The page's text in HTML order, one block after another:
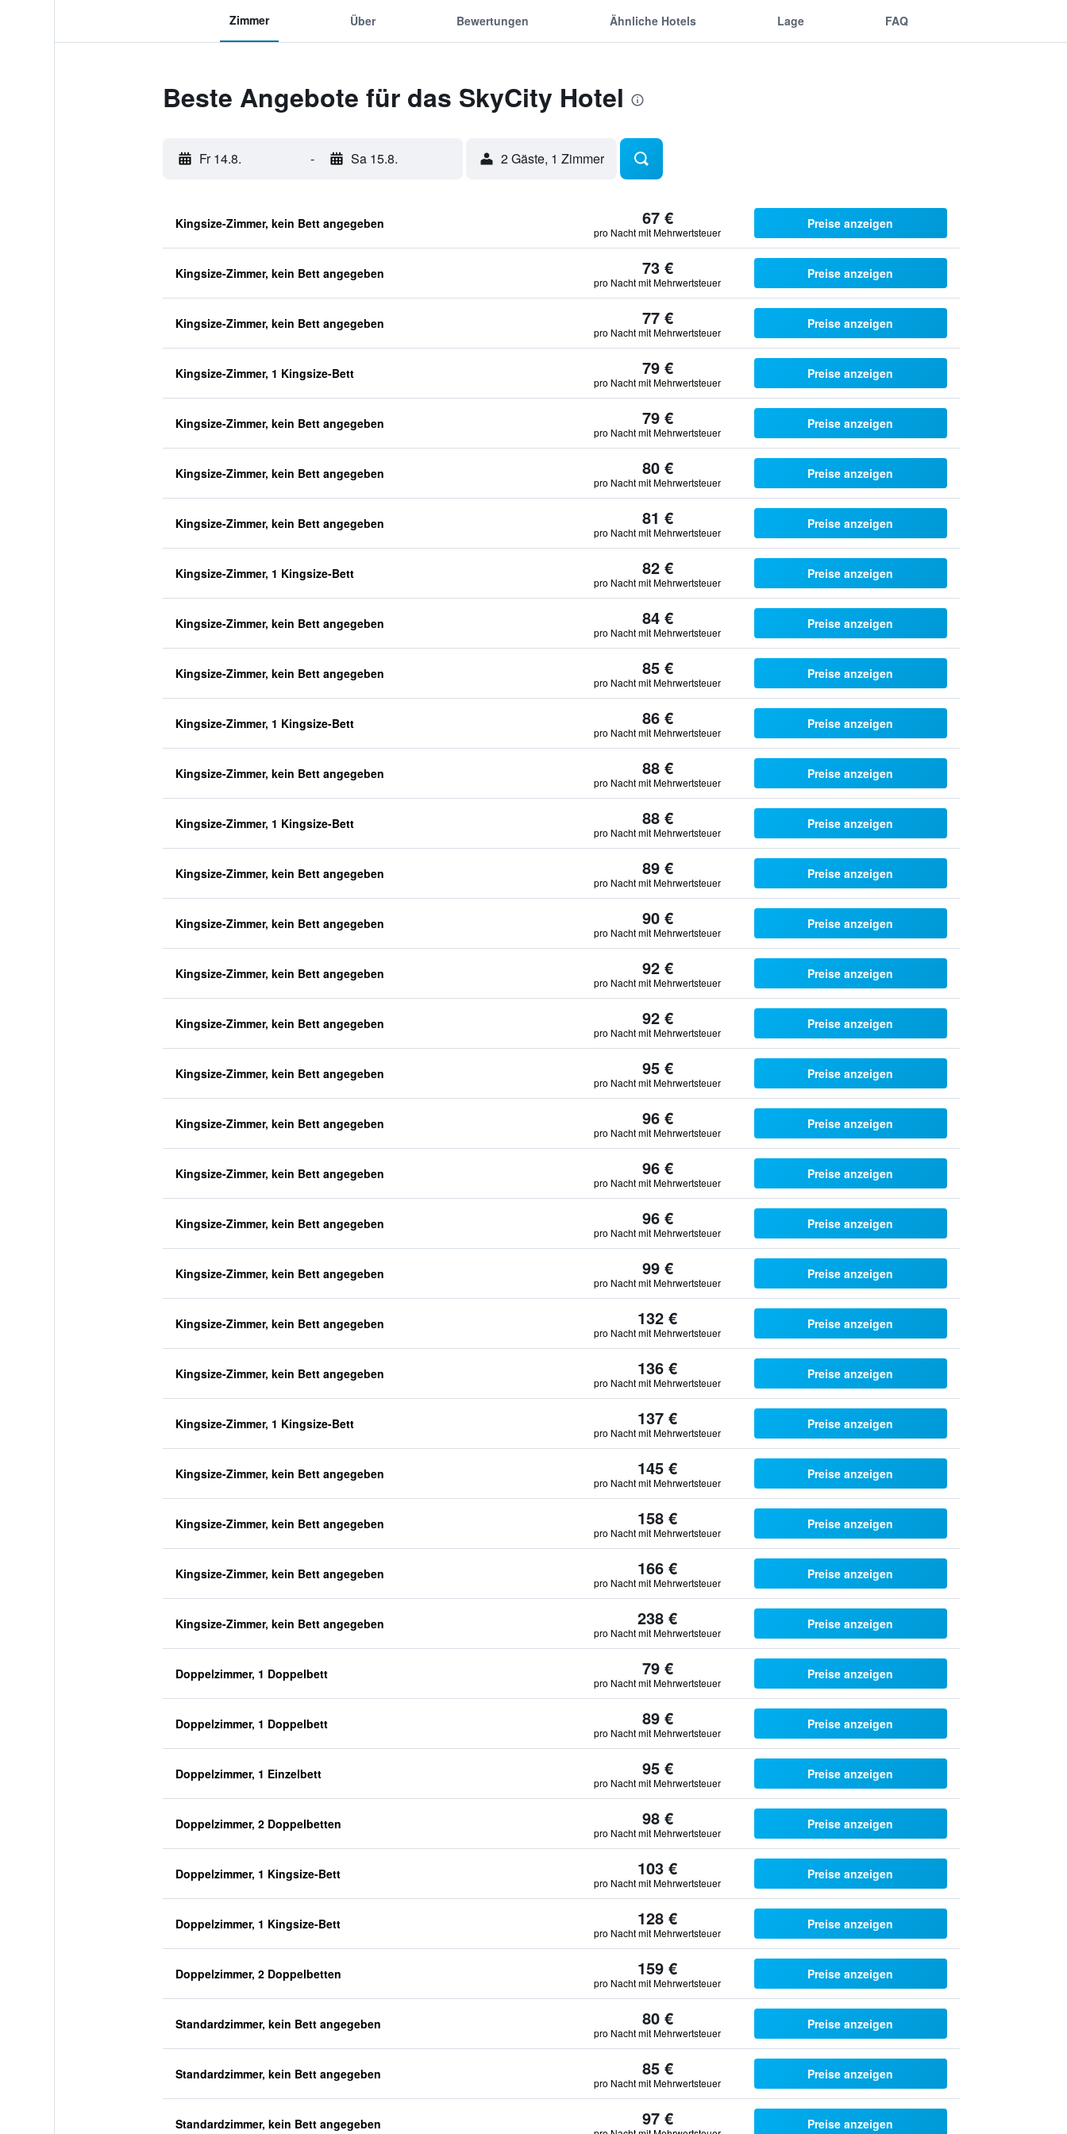
Zimmer Über Bewertungen Ähnliche Hotels Lage FAQ
Beste Angebote für das SkyCity Hotel
Fr 14.8. - Sa 15.8. 2 Gäste, 1 Zimmer
Kingsize-Zimmer, kein Bett angegeben 67 €
pro Nacht mit Mehrwertsteuer
Preise anzeigen
Kingsize-Zimmer, kein Bett angegeben 73 €
pro Nacht mit Mehrwertsteuer
Preise anzeigen
Kingsize-Zimmer, kein Bett angegeben 77 €
pro Nacht mit Mehrwertsteuer
Preise anzeigen
Kingsize-Zimmer, 1 Kingsize-Bett 79 €
pro Nacht mit Mehrwertsteuer
Preise anzeigen
Kingsize-Zimmer, kein Bett angegeben 79 €
pro Nacht mit Mehrwertsteuer
Preise anzeigen
Kingsize-Zimmer, kein Bett angegeben 80 €
pro Nacht mit Mehrwertsteuer
Preise anzeigen
Kingsize-Zimmer, kein Bett angegeben 81 €
pro Nacht mit Mehrwertsteuer
Preise anzeigen
Kingsize-Zimmer, 1 Kingsize-Bett 82 €
pro Nacht mit Mehrwertsteuer
Preise anzeigen
Kingsize-Zimmer, kein Bett angegeben 84 €
pro Nacht mit Mehrwertsteuer
Preise anzeigen
Kingsize-Zimmer, kein Bett angegeben 85 €
pro Nacht mit Mehrwertsteuer
Preise anzeigen
Kingsize-Zimmer, 1 Kingsize-Bett 86 €
pro Nacht mit Mehrwertsteuer
Preise anzeigen
Kingsize-Zimmer, kein Bett angegeben 88 €
pro Nacht mit Mehrwertsteuer
Preise anzeigen
Kingsize-Zimmer, 1 Kingsize-Bett 88 €
pro Nacht mit Mehrwertsteuer
Preise anzeigen
Kingsize-Zimmer, kein Bett angegeben 89 €
pro Nacht mit Mehrwertsteuer
Preise anzeigen
Kingsize-Zimmer, kein Bett angegeben 90 €
pro Nacht mit Mehrwertsteuer
Preise anzeigen
Kingsize-Zimmer, kein Bett angegeben 92 €
pro Nacht mit Mehrwertsteuer
Preise anzeigen
Kingsize-Zimmer, kein Bett angegeben 92 €
pro Nacht mit Mehrwertsteuer
Preise anzeigen
Kingsize-Zimmer, kein Bett angegeben 95 €
pro Nacht mit Mehrwertsteuer
Preise anzeigen
Kingsize-Zimmer, kein Bett angegeben 96 €
pro Nacht mit Mehrwertsteuer
Preise anzeigen
Kingsize-Zimmer, kein Bett angegeben 96 €
pro Nacht mit Mehrwertsteuer
Preise anzeigen
Kingsize-Zimmer, kein Bett angegeben 96 €
pro Nacht mit Mehrwertsteuer
Preise anzeigen
Kingsize-Zimmer, kein Bett angegeben 99 €
pro Nacht mit Mehrwertsteuer
Preise anzeigen
Kingsize-Zimmer, kein Bett angegeben 132 €
pro Nacht mit Mehrwertsteuer
Preise anzeigen
Kingsize-Zimmer, kein Bett angegeben 136 €
pro Nacht mit Mehrwertsteuer
Preise anzeigen
Kingsize-Zimmer, 1 Kingsize-Bett 137 €
pro Nacht mit Mehrwertsteuer
Preise anzeigen
Kingsize-Zimmer, kein Bett angegeben 145 €
pro Nacht mit Mehrwertsteuer
Preise anzeigen
Kingsize-Zimmer, kein Bett angegeben 158 €
pro Nacht mit Mehrwertsteuer
Preise anzeigen
Kingsize-Zimmer, kein Bett angegeben 166 €
pro Nacht mit Mehrwertsteuer
Preise anzeigen
Kingsize-Zimmer, kein Bett angegeben 238 €
pro Nacht mit Mehrwertsteuer
Preise anzeigen
Doppelzimmer, 1 Doppelbett 79 €
pro Nacht mit Mehrwertsteuer
Preise anzeigen
Doppelzimmer, 1 Doppelbett 89 €
pro Nacht mit Mehrwertsteuer
Preise anzeigen
Doppelzimmer, 1 Einzelbett 95 €
pro Nacht mit Mehrwertsteuer
Preise anzeigen
Doppelzimmer, 2 Doppelbetten 98 €
pro Nacht mit Mehrwertsteuer
Preise anzeigen
Doppelzimmer, 1 Kingsize-Bett 103 €
pro Nacht mit Mehrwertsteuer
Preise anzeigen
Doppelzimmer, 1 Kingsize-Bett 128 €
pro Nacht mit Mehrwertsteuer
Preise anzeigen
Doppelzimmer, 2 Doppelbetten 159 €
pro Nacht mit Mehrwertsteuer
Preise anzeigen
Standardzimmer, kein Bett angegeben 80 €
pro Nacht mit Mehrwertsteuer
Preise anzeigen
Standardzimmer, kein Bett angegeben 85 €
pro Nacht mit Mehrwertsteuer
Preise anzeigen
Standardzimmer, kein Bett angegeben 97 € Preise anzeigen